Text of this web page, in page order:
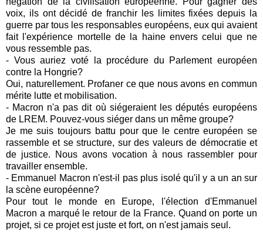
voix, ils ont décidé de franchir les limites fixées depuis la
guerre par tous les responsables européens, eux qui avaient
fait l'expérience mortelle de la haine envers celui que ne
vous ressemble pas.
- Vous auriez voté la procédure du Parlement européen
contre la Hongrie?
Oui, naturellement. Profaner ce que nous avons en commun
mérite lutte et mobilisation.
- Macron n'a pas dit où siégeraient les députés européens
de LREM. Pouvez-vous siéger dans un même groupe?
Je me suis toujours battu pour que le centre européen se
rassemble et se structure, sur des valeurs de démocratie et
de justice. Nous avons vocation à nous rassembler pour
travailler ensemble.
- Emmanuel Macron n'est-il pas plus isolé qu'il y a un an sur
la scène européenne?
Pour tout le monde en Europe, l'élection d'Emmanuel
Macron a marqué le retour de la France. Quand on porte un
projet, si ce projet est juste et fort, on n'est jamais seul.